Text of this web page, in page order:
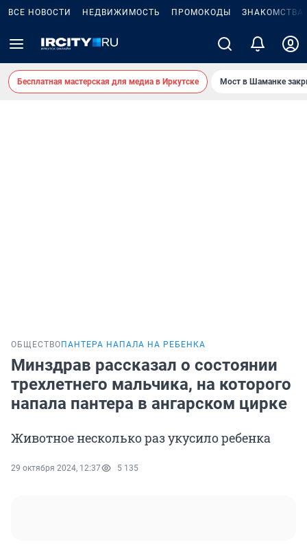
ВСЕ НОВОСТИ НЕДВИЖИМОСТЬ ПРОМОКОДЫ ЗНАКОМСТВА
Бесплатная мастерская для медиа в Иркутске Мост в Шаманке
ОБЩЕСТВО ПАНТЕРА НАПАЛА НА РЕБЕНКА
Минздрав рассказал о состоянии
трехлетнего мальчика, на которого
напала пантера в ангарском цирке
Животное несколько раз укусило ребенка
29 октября 2024, 12:37 5 135